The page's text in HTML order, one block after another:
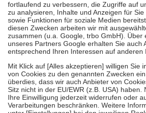
Diese Regeln gelten grundsätzlich auch für
Bei Heilmitteln und häuslicher
Zuzahlung zehn Prozent der Kosten sowie
Verordnung.
Um das Engagement der Versicherten für ihre
stärken und die besondere Stellung der
fallenkeine Zuzahlungenan bei:
• Kindern und Jugendlichen bis zum
mit Ausnahme der Fahrkosten
• Untersuchungen zur Vorsorge und
GKV getragen werden